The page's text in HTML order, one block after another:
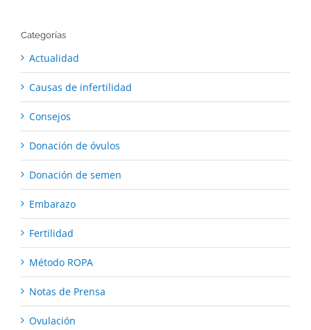
Categorías
Actualidad
Causas de infertilidad
Consejos
Donación de óvulos
Donación de semen
Embarazo
Fertilidad
Método ROPA
Notas de Prensa
Ovulación